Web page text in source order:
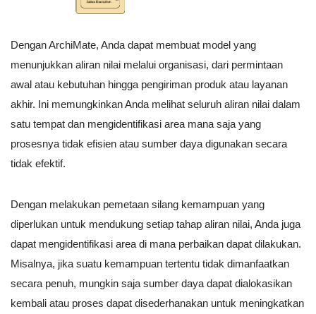
Dengan ArchiMate, Anda dapat membuat model yang
menunjukkan aliran nilai melalui organisasi, dari permintaan
awal atau kebutuhan hingga pengiriman produk atau layanan
akhir. Ini memungkinkan Anda melihat seluruh aliran nilai dalam
satu tempat dan mengidentifikasi area mana saja yang
prosesnya tidak efisien atau sumber daya digunakan secara
tidak efektif.
Dengan melakukan pemetaan silang kemampuan yang
diperlukan untuk mendukung setiap tahap aliran nilai, Anda juga
dapat mengidentifikasi area di mana perbaikan dapat dilakukan.
Misalnya, jika suatu kemampuan tertentu tidak dimanfaatkan
secara penuh, mungkin saja sumber daya dapat dialokasikan
kembali atau proses dapat disederhanakan untuk meningkatkan